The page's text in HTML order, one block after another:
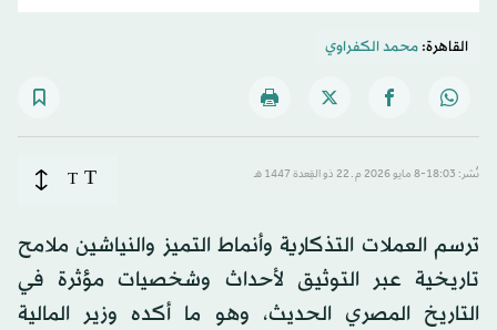
القاهرة:محمد الكفراوي
نُشر: 18:03-8 مايو 2026 م ـ 22 ذو القِعدة 1447 هـ T
T
ترسم العملات التذكارية وأنماط التميز والنياشين ملامح
تاريخية عبر التوثيق لأحداث وشخصيات مؤثرة في
التاريخ المصري الحديث، وهو ما أكده وزير المالية